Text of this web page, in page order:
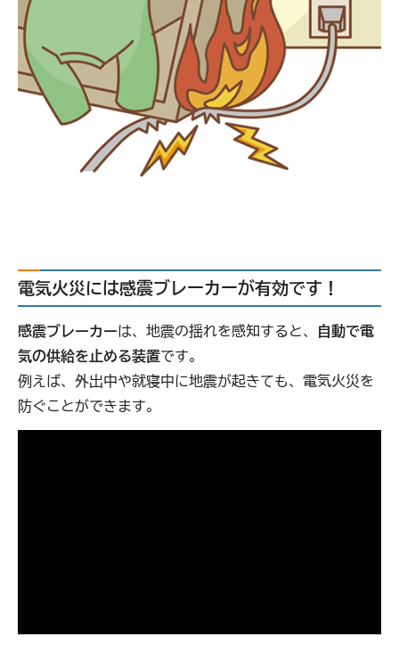
電気火災には感震ブレーカーが有効です！
感震ブレーカーは、地震の揺れを感知すると、
自動で電
気の供給を止める装置です。
例えば、外出中や就寝中に地震が起きても、電気火災を
防ぐことができます。